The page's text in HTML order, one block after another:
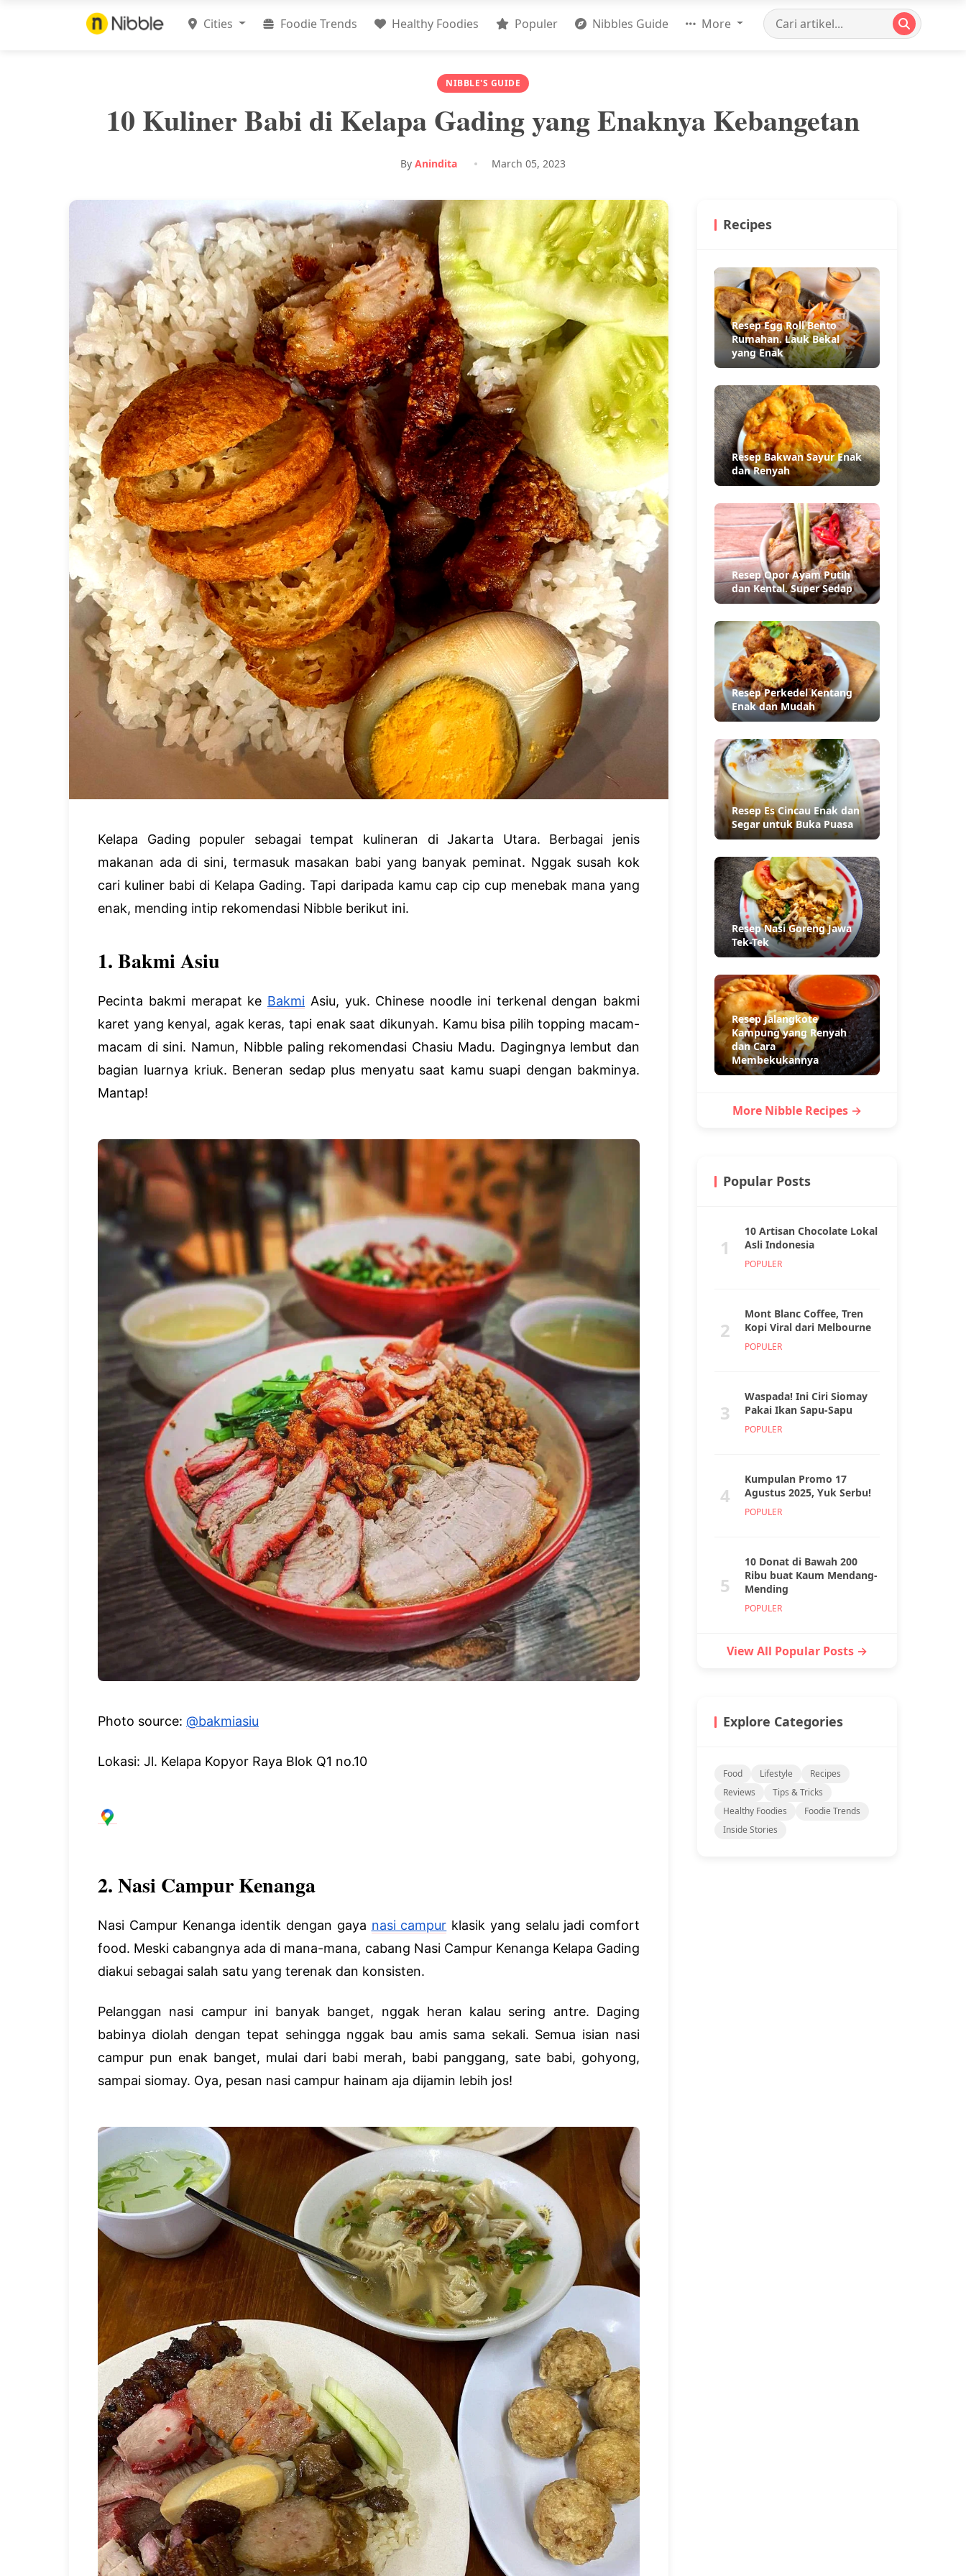
Cities Foodie Trends Healthy Foodies Populer Nibbles Guide More
NIBBLE'S GUIDE
10 Kuliner Babi di Kelapa Gading yang Enaknya Kebangetan
By Anindita March 05, 2023
Kelapa Gading populer sebagai tempat kulineran di Jakarta Utara. Berbagai jenis
makanan ada di sini, termasuk masakan babi yang banyak peminat. Nggak susah kok
cari kuliner babi di Kelapa Gading. Tapi daripada kamu cap cip cup menebak mana yang
enak, mending intip rekomendasi Nibble berikut ini.
1. Bakmi Asiu
Pecinta bakmi merapat ke Bakmi Asiu, yuk. Chinese noodle ini terkenal dengan bakmi
karet yang kenyal, agak keras, tapi enak saat dikunyah. Kamu bisa pilih topping macam-
macam di sini. Namun, Nibble paling rekomendasi Chasiu Madu. Dagingnya lembut dan
bagian luarnya kriuk. Beneran sedap plus menyatu saat kamu suapi dengan bakminya.
Mantap!
Photo source: @bakmiasiu
Lokasi: Jl. Kelapa Kopyor Raya Blok Q1 no.10
2. Nasi Campur Kenanga
Nasi Campur Kenanga identik dengan gaya nasi campur klasik yang selalu jadi comfort
food. Meski cabangnya ada di mana-mana, cabang Nasi Campur Kenanga Kelapa Gading
diakui sebagai salah satu yang terenak dan konsisten.
Pelanggan nasi campur ini banyak banget, nggak heran kalau sering antre. Daging
babinya diolah dengan tepat sehingga nggak bau amis sama sekali. Semua isian nasi
campur pun enak banget, mulai dari babi merah, babi panggang, sate babi, gohyong,
sampai siomay. Oya, pesan nasi campur hainam aja dijamin lebih jos!
Recipes
Resep Egg Roll Bento
Rumahan. Lauk Bekal
yang Enak
Resep Bakwan Sayur Enak
dan Renyah
Resep Opor Ayam Putih
dan Kental. Super Sedap
Resep Perkedel Kentang
Enak dan Mudah
Resep Es Cincau Enak dan
Segar untuk Buka Puasa
Resep Nasi Goreng Jawa
Tek-Tek
Resep Jalangkote
Kampung yang Renyah
dan Cara
Membekukannya
More Nibble Recipes →
Popular Posts
1
10 Artisan Chocolate Lokal
Asli Indonesia
POPULER
2
Mont Blanc Coffee, Tren
Kopi Viral dari Melbourne
POPULER
3
Waspada! Ini Ciri Siomay
Pakai Ikan Sapu-Sapu
POPULER
4
Kumpulan Promo 17
Agustus 2025, Yuk Serbu!
POPULER
5
10 Donat di Bawah 200
Ribu buat Kaum Mendang-
Mending
POPULER
View All Popular Posts →
Explore Categories
Food Lifestyle
Recipes
Reviews
Tips & Tricks
Healthy Foodies
Foodie Trends
Inside Stories